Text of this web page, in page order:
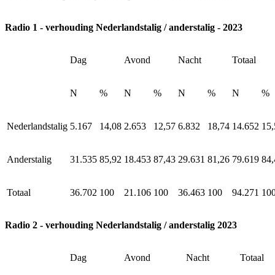
Radio 1 - verhouding Nederlandstalig / anderstalig - 2023
Dag Avond Nacht Totaal
N % N % N % N %
Nederlandstalig 5.167 14,08 2.653 12,57 6.832 18,74 14.652
Anderstalig 31.535 85,92 18.453 87,43 29.631 81,26 79.619
Totaal 36.702 100 21.106 100 36.463 100 94.271
Radio 2 - verhouding Nederlandstalig / anderstalig 2023
Dag Avond Nacht Totaal